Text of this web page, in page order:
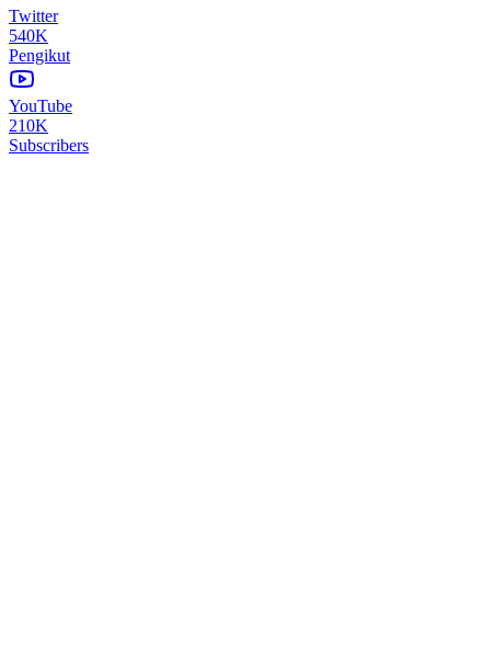
Twitter
540K
Pengikut
YouTube
210K
Subscribers